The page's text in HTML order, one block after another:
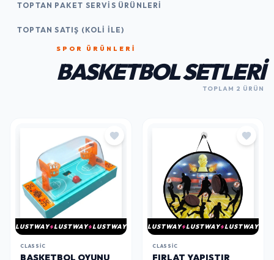
TOPTAN PAKET SERVIS ÜRÜNLERI
TOPTAN SATIŞ (KOLI İLE)
SPOR ÜRÜNLERI
BASKETBOL SETLERI
TOPLAM 2 ÜRÜN
LUSTWAY LUSTWAY LUSTWAY
CLASSIC
BASKETBOL OYUNU
LUSTWAY LUSTWAY LUSTWAY
CLASSIC
FIRLAT YAPIŞTIR